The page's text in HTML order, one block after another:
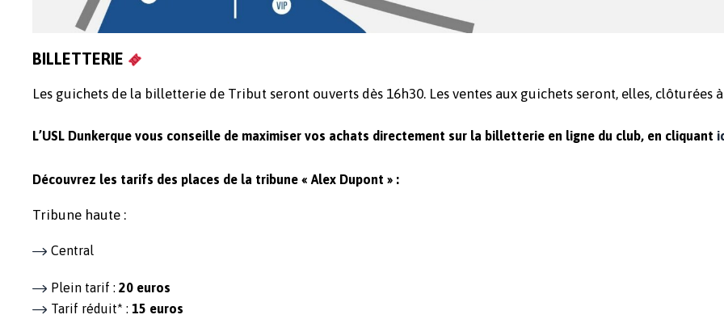
BILLETTERIE
Les guichets de la billetterie de Tribut seront ouverts dès 16h30. Les ventes aux guichets seront, elles, clôturées
L’USL Dunkerque vous conseille de maximiser vos achats directement sur la billetterie en ligne du club, en cliquant
Découvrez les tarifs des places de la tribune « Alex Dupont » :
Tribune haute :
Central
Plein tarif : 20 euros
Tarif réduit* : 15 euros